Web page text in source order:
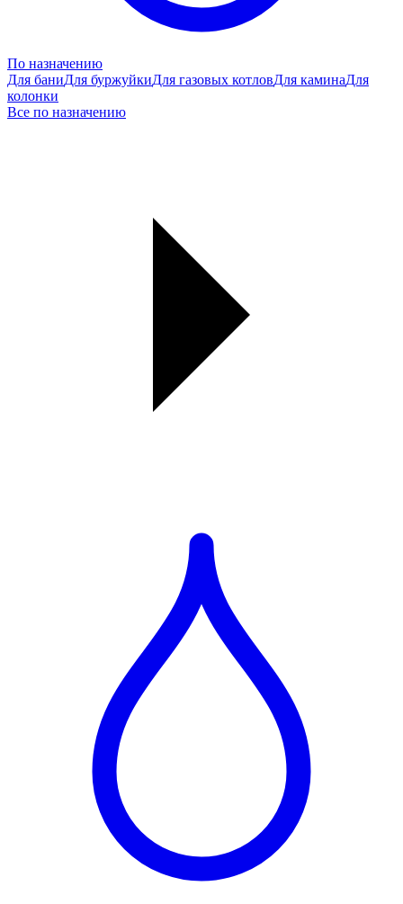
По назначению
Для баниДля буржуйкиДля газовых котловДля каминаДля
колонки
Все по назначению